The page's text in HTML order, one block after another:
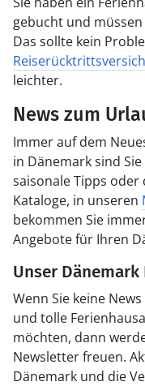
gebucht und
Das sollte kein
leichter.
News zum
Immer auf dem
in Dänemark sind
saisonale Tipps
Kataloge, in unseren
bekommen Sie
Angebote für Ihren
Unser
Wenn Sie keine
und tolle
möchten, dann
Newsletter freuen.
Dänemark und die